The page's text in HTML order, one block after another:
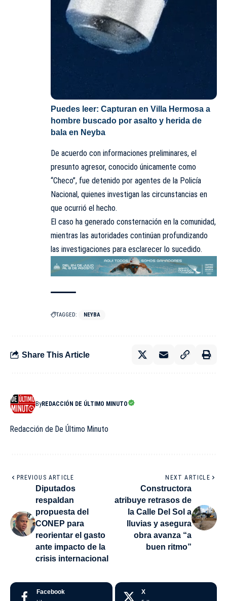
Puedes leer: Capturan en Villa Hermosa a
hombre buscado por asalto y herida de
bala en Neyba
De acuerdo con informaciones preliminares, el
presunto agresor, conocido únicamente como
“Checo”, fue detenido por agentes de la Policía
Nacional, quienes investigan las circunstancias en
que ocurrió el hecho.
El caso ha generado consternación en la comunidad,
mientras las autoridades continúan profundizando
las investigaciones para esclarecer lo sucedido.
TAGGED: NEYBA
Share This Article
ByREDACCIÓN DE ÚLTIMO MINUTO
Redacción de De Último Minuto
PREVIOUS ARTICLE
Diputados
respaldan
propuesta del
CONEP para
reorientar el gasto
ante impacto de la
crisis internacional
NEXT ARTICLE
Constructora
atribuye retrasos de
la Calle Del Sol a
lluvias y asegura
obra avanza “a
buen ritmo”
Facebook X